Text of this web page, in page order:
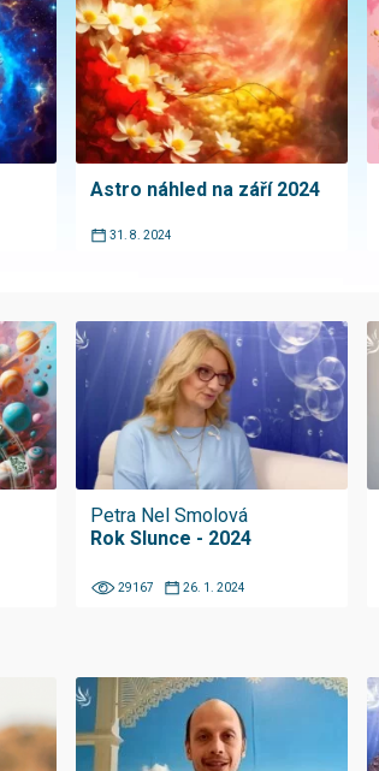
Astro náhled na září 2024
31. 8. 2024
Petra Nel Smolová
Rok Slunce - 2024
29167 26. 1. 2024